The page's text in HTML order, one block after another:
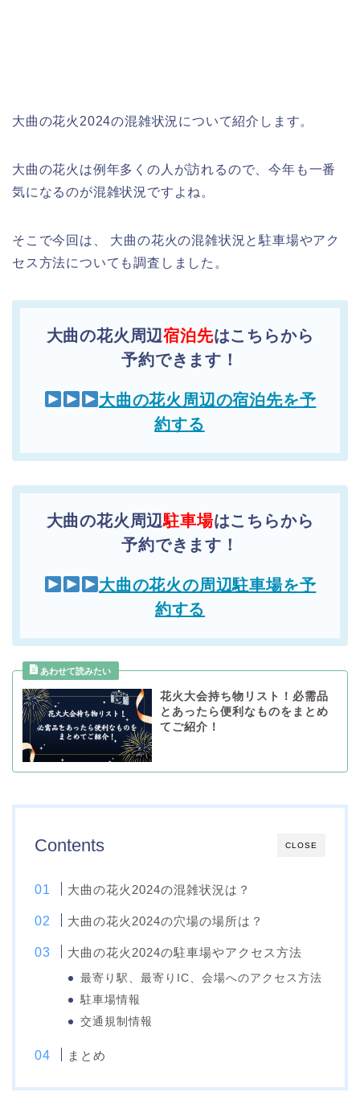
大曲の花火2024の混雑状況について紹介します。
大曲の花火は例年多くの人が訪れるので、今年も一番
気になるのが混雑状況ですよね。
そこで今回は、 大曲の花火の混雑状況と駐車場やアク
セス方法についても調査しました。
大曲の花火周辺宿泊先はこちらから
予約できます！
大曲の花火周辺の宿泊先を予
約する
大曲の花火周辺駐車場はこちらから
予約できます！
大曲の花火の周辺駐車場を予
約する
花火大会持ち物リスト！必需品
とあったら便利なものをまとめ
てご紹介！
CLOSE
Contents
大曲の花火2024の混雑状況は？
大曲の花火2024の穴場の場所は？
大曲の花火2024の駐車場やアクセス方法
最寄り駅、最寄りIC、会場へのアクセス方法
駐車場情報
交通規制情報
まとめ